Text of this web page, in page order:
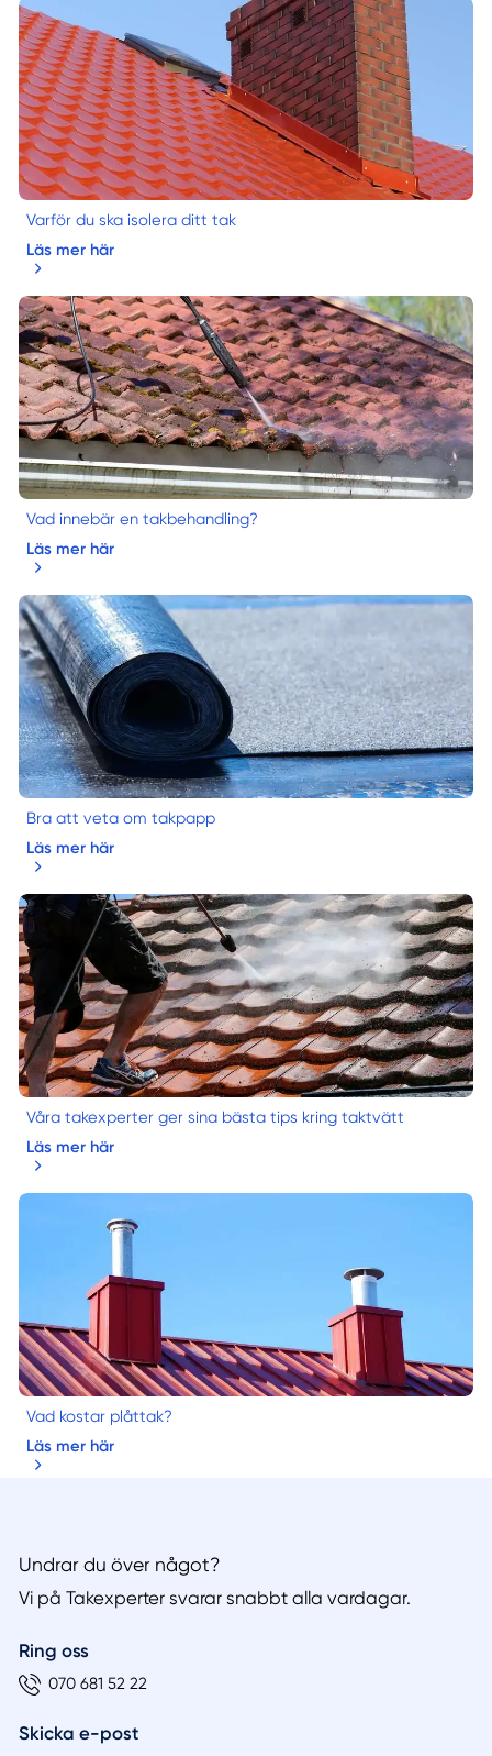
Varför du ska isolera ditt tak
Läs mer här
Vad innebär en takbehandling?
Läs mer här
Bra att veta om takpapp
Läs mer här
Våra takexperter ger sina bästa tips kring taktvätt
Läs mer här
Vad kostar plåttak?
Läs mer här
Undrar du över något?
Vi på Takexperter svarar snabbt alla vardagar.
Ring oss
070 681 52 22
Skicka e-post